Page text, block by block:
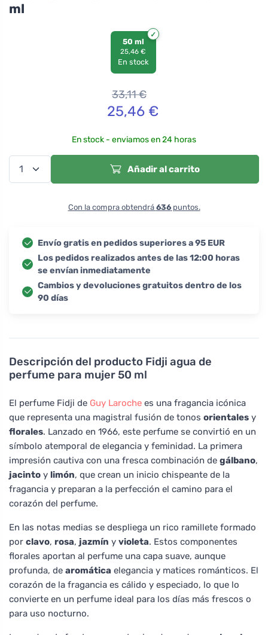
Descripción del producto Fidji agua de
perfume para mujer 50 ml
El perfume Fidji de Guy Laroche es una fragancia icónica
que representa una magistral fusión de tonos orientales y
florales. Lanzado en 1966, este perfume se convirtió en un
símbolo atemporal de elegancia y feminidad. La primera
impresión cautiva con una fresca combinación de gálbano,
jacinto y limón, que crean un inicio chispeante de la
fragancia y preparan a la perfección el camino para el
corazón del perfume.
En las notas medias se despliega un rico ramillete formado
por clavo, rosa, jazmín y violeta. Estos componentes
florales aportan al perfume una capa suave, aunque
profunda, de aromática elegancia y matices románticos. El
corazón de la fragancia es cálido y especiado, lo que lo
convierte en un perfume ideal para los días más frescos o
para uso nocturno.
ml
50 ml
25,46 €
En stock
33,11€
25,46 €
En stock - enviamos en 24 horas
Añadir al carrito
Con la compra obtendrá 636puntos.
Envío gratis en pedidos superiores a 95 EUR
Los pedidos realizados antes de las 12:00 horas
se envían inmediatamente
Cambios y devoluciones gratuitos dentro de los
90 días